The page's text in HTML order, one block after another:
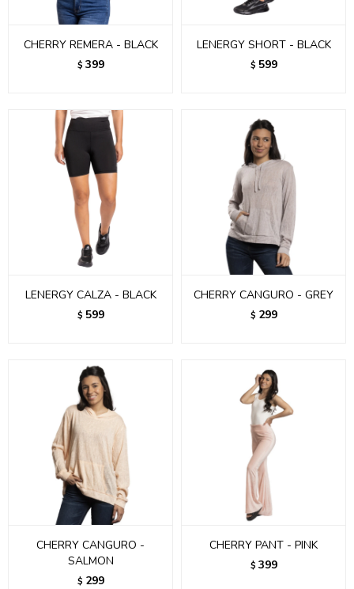
CHERRY REMERA - BLACK
$ 399
LENERGY SHORT - BLACK
$ 599
LENERGY CALZA - BLACK
$ 599
CHERRY CANGURO - GREY
$ 299
CHERRY CANGURO -
SALMON
$ 299
CHERRY PANT - PINK
$ 399